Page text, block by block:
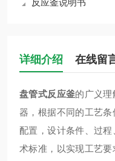
反应釜说明书
详细介绍 在线留
盘管式反应釜的广义理
器，根据不同的工艺
配置，设计条件、过
术标准，以实现工艺